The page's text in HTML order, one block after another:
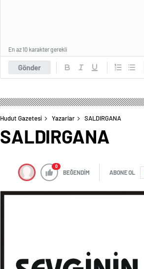
Gönder
En az 10 karakter gerekli
Hudut Gazetesi Yazarlar SALDIRGANA
SALDIRGANA
0
BEĞENDİM ABONE OL